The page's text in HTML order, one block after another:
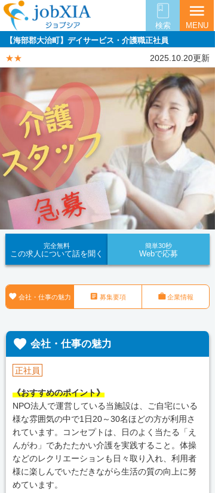
検索
menu
MENU
【海部郡大治町】デイサービス・介護職正社員
★★ 2025.10.20更新
完全無料
この求人について話を聞く
簡単30秒
Webで応募
 会社・仕事の魅力  募集要項 企業情報
 会社・仕事の魅力
正社員
《おすすめのポイント》
NPO法人で運営している当施設は、ご自宅にいる
様な雰囲気の中で1日20～30名ほどの方が利用さ
れています。コンセプトは、日のよく当たる「え
んがわ」であたたかい介護を実践すること。体操
などのレクリエーションも日々取り入れ、利用者
様に楽しんでいただきながら生活の質の向上に努
めています。